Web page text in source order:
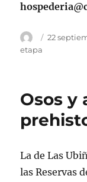
Autor
Publicado
22
etapa
Osos y
La de Las
las Reservas